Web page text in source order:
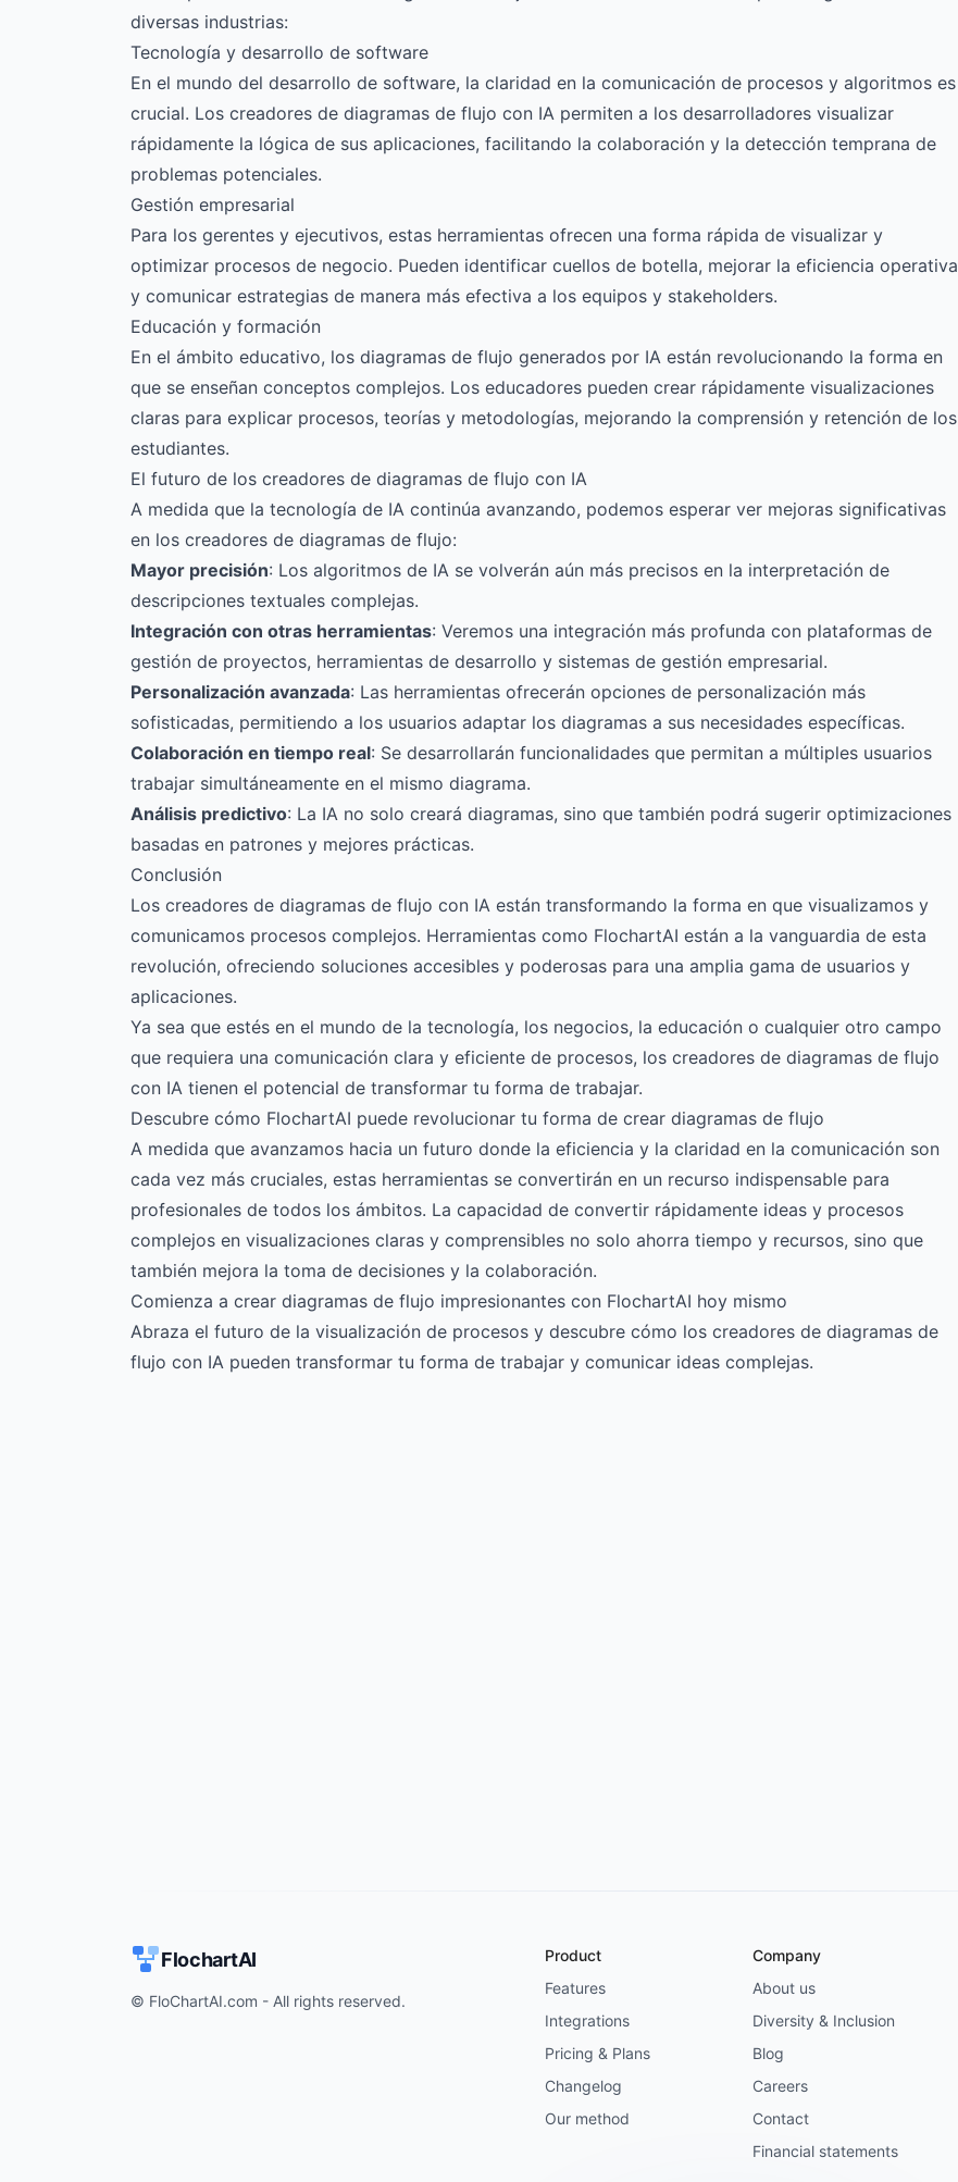
diversas industrias:
Tecnología y desarrollo de software
En el mundo del desarrollo de software, la claridad en la comunicación de procesos y algoritmos es
crucial. Los creadores de diagramas de flujo con IA permiten a los desarrolladores visualizar
rápidamente la lógica de sus aplicaciones, facilitando la colaboración y la detección temprana de
problemas potenciales.
Gestión empresarial
Para los gerentes y ejecutivos, estas herramientas ofrecen una forma rápida de visualizar y
optimizar procesos de negocio. Pueden identificar cuellos de botella, mejorar la eficiencia operativa
y comunicar estrategias de manera más efectiva a los equipos y stakeholders.
Educación y formación
En el ámbito educativo, los diagramas de flujo generados por IA están revolucionando la forma en
que se enseñan conceptos complejos. Los educadores pueden crear rápidamente visualizaciones
claras para explicar procesos, teorías y metodologías, mejorando la comprensión y retención de los
estudiantes.
El futuro de los creadores de diagramas de flujo con IA
A medida que la tecnología de IA continúa avanzando, podemos esperar ver mejoras significativas
en los creadores de diagramas de flujo:
Mayor precisión: Los algoritmos de IA se volverán aún más precisos en la interpretación de
descripciones textuales complejas.
Integración con otras herramientas: Veremos una integración más profunda con plataformas de
gestión de proyectos, herramientas de desarrollo y sistemas de gestión empresarial.
Personalización avanzada: Las herramientas ofrecerán opciones de personalización más
sofisticadas, permitiendo a los usuarios adaptar los diagramas a sus necesidades específicas.
Colaboración en tiempo real: Se desarrollarán funcionalidades que permitan a múltiples usuarios
trabajar simultáneamente en el mismo diagrama.
Análisis predictivo: La IA no solo creará diagramas, sino que también podrá sugerir optimizaciones
basadas en patrones y mejores prácticas.
Conclusión
Los creadores de diagramas de flujo con IA están transformando la forma en que visualizamos y
comunicamos procesos complejos. Herramientas como FlochartAI están a la vanguardia de esta
revolución, ofreciendo soluciones accesibles y poderosas para una amplia gama de usuarios y
aplicaciones.
Ya sea que estés en el mundo de la tecnología, los negocios, la educación o cualquier otro campo
que requiera una comunicación clara y eficiente de procesos, los creadores de diagramas de flujo
con IA tienen el potencial de transformar tu forma de trabajar.
Descubre cómo FlochartAI puede revolucionar tu forma de crear diagramas de flujo
A medida que avanzamos hacia un futuro donde la eficiencia y la claridad en la comunicación son
cada vez más cruciales, estas herramientas se convertirán en un recurso indispensable para
profesionales de todos los ámbitos. La capacidad de convertir rápidamente ideas y procesos
complejos en visualizaciones claras y comprensibles no solo ahorra tiempo y recursos, sino que
también mejora la toma de decisiones y la colaboración.
Comienza a crear diagramas de flujo impresionantes con FlochartAI hoy mismo
Abraza el futuro de la visualización de procesos y descubre cómo los creadores de diagramas de
flujo con IA pueden transformar tu forma de trabajar y comunicar ideas complejas.
FlochartAI
© FloChartAI.com - All rights reserved.
Product
Features
Integrations
Pricing & Plans
Changelog
Our method
Company
About us
Diversity & Inclusion
Blog
Careers
Contact
Financial statements